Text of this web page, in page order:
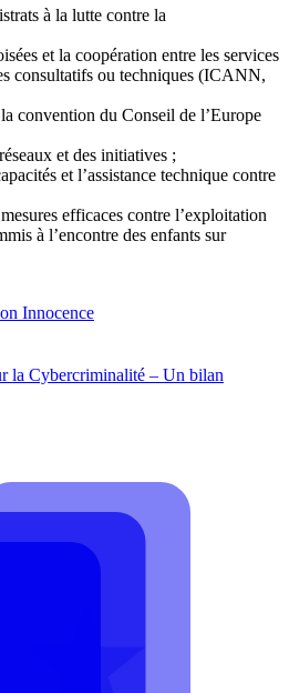
à la lutte contre la
et la coopération entre les services
consultatifs ou techniques (ICANN,
convention du Conseil de l’Europe
et des initiatives ;
et l’assistance technique contre
efficaces contre l’exploitation
à l’encontre des enfants sur
Innocence
la Cybercriminalité – Un bilan